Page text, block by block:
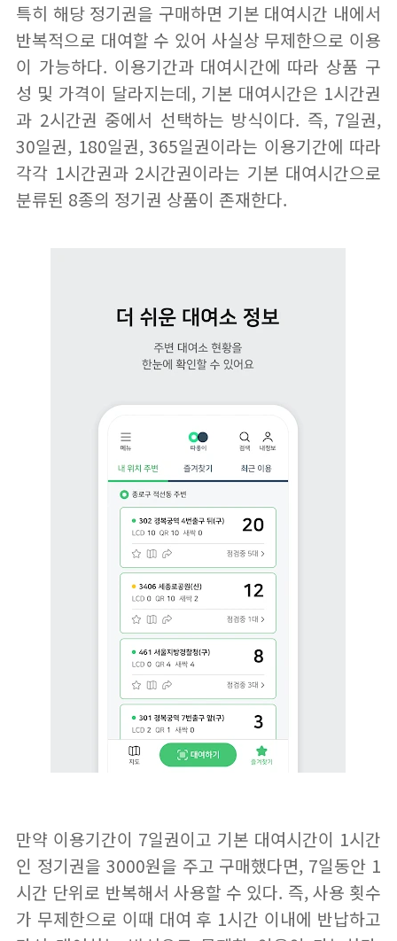
특히 해당 정기권을 구매하면 기본 대여시간 내에서
반복적으로 대여할 수 있어 사실상 무제한으로 이용
이 가능하다. 이용기간과 대여시간에 따라 상품 구
성 및 가격이 달라지는데, 기본 대여시간은 1시간권
과 2시간권 중에서 선택하는 방식이다. 즉, 7일권,
30일권, 180일권, 365일권이라는 이용기간에 따라
각각 1시간권과 2시간권이라는 기본 대여시간으로
분류된 8종의 정기권 상품이 존재한다.
만약 이용기간이 7일권이고 기본 대여시간이 1시간
인 정기권을 3000원을 주고 구매했다면, 7일동안 1
시간 단위로 반복해서 사용할 수 있다. 즉, 사용 횟수
가 무제한으로 이때 대여 후 1시간 이내에 반납하고